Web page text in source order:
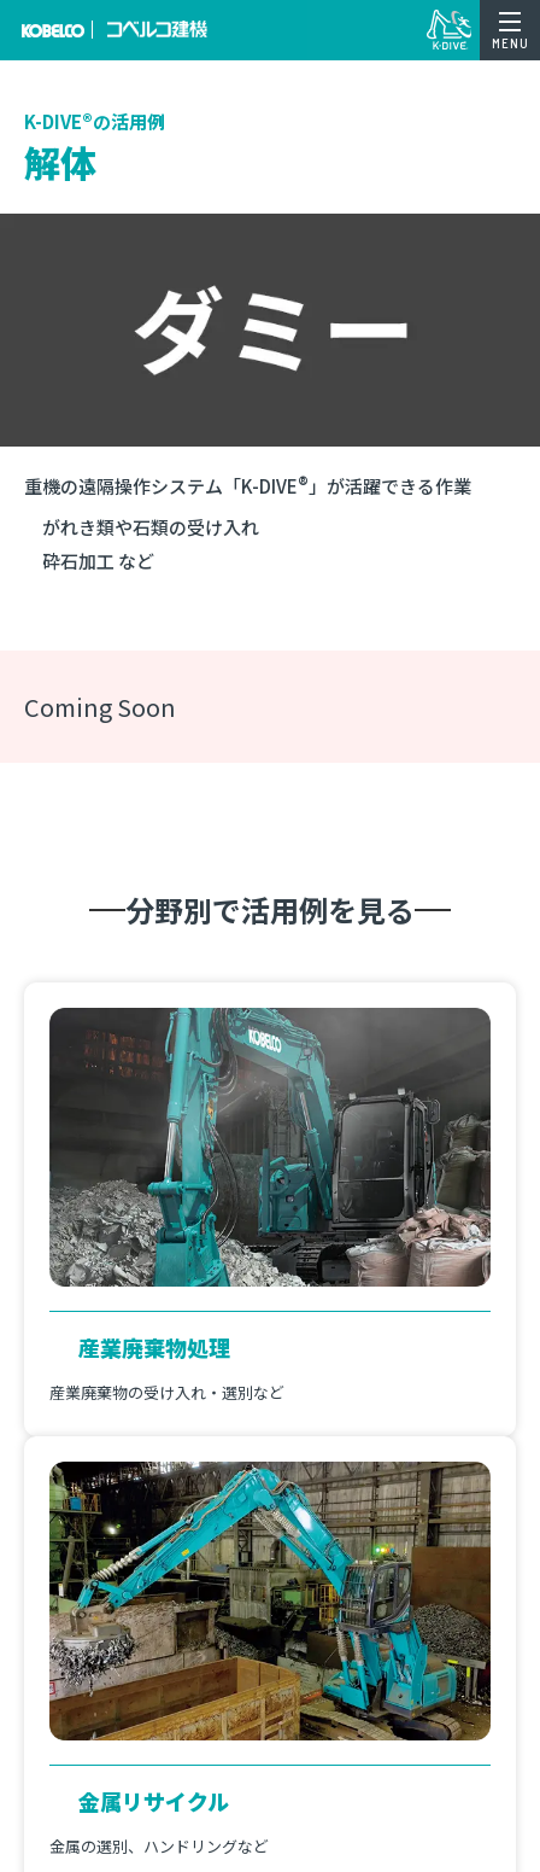
MENU
K-DIVE®の活用例
解体
重機の遠隔操作システム「K-DIVE® 」が活躍できる作業
がれき類や石類の受け入れ
砕石加工 など
Coming Soon
分野別で活用例を見る
産業廃棄物処理
産業廃棄物の受け入れ・選別など
金属リサイクル
金属の選別、ハンドリングなど